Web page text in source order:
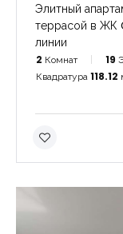
Элитный
террасой в ЖК
линии
2 Комнат 19
Квадратура118.12